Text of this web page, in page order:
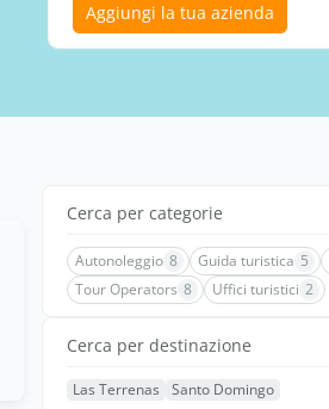
Aggiungi la tua azienda
Cerca per categorie
Autonoleggio 8 Guida turistica 5
Tour Operators 8 Uffici turistici 2
Cerca per destinazione
Las Terrenas Santo Domingo